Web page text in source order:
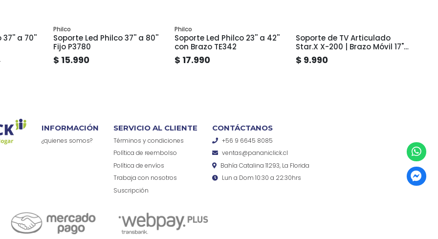
37'' a 70''
Philco
Soporte Led Philco 37'' a 80''
Fijo P3780
$ 15.990
Philco
Soporte Led Philco 23'' a 42''
con Brazo TE342
$ 17.990
Soporte de TV Articulado
Star.X X-200 | Brazo Móvil 17"
a 42" pulgadas
$ 9.990
INFORMACIÓN
¿quienes somos?
SERVICIO AL CLIENTE
Términos y condiciones
Política de reembolso
Política de envíos
Trabaja con nosotros
Suscripción
CONTÁCTANOS
+56 9 6645 8085
ventas@pananiclick.cl
Bahía Catalina 11293, La Florida
Lun a Dom 10:30 a 22:30hrs